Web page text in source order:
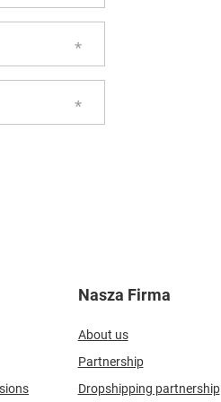
Nasza Firma
About us
Partnership
Dropshipping partnership